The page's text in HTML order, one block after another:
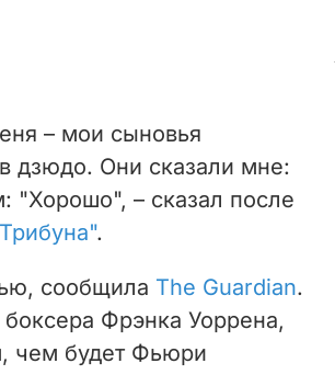
– мои сыновья
дзюдо. Они сказали мне:
"Хорошо", – сказал после
.
сообщила The Guardian.
Фрэнка Уоррена,
чем будет Фьюри